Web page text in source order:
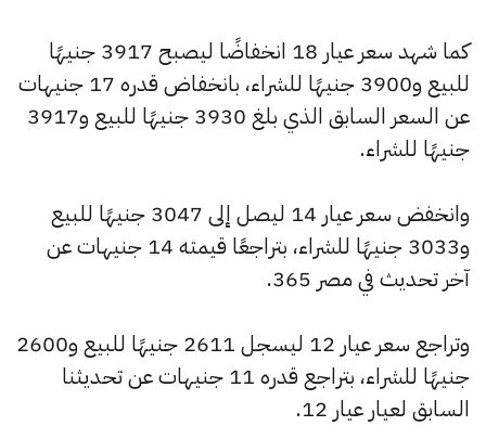
كما شهد سعر عيار 18 انخفاضًا ليصبح 3917 جنيهًا
للبيع و3900 جنيهًا للشراء، بانخفاض قدره 17 جنيهات
عن السعر السابق الذي بلغ 3930 جنيهًا للبيع و3917
جنيهًا للشراء.
وانخفض سعر عيار 14 ليصل إلى 3047 جنيهًا للبيع
و3033 جنيهًا للشراء، بتراجعًا قيمته 14 جنيهات عن
آخر تحديث في مصر 365.
وتراجع سعر عيار 12 ليسجل 2611 جنيهًا للبيع و2600
جنيهًا للشراء، بتراجع قدره 11 جنيهات عن تحديثنا
السابق لعيار عيار 12.